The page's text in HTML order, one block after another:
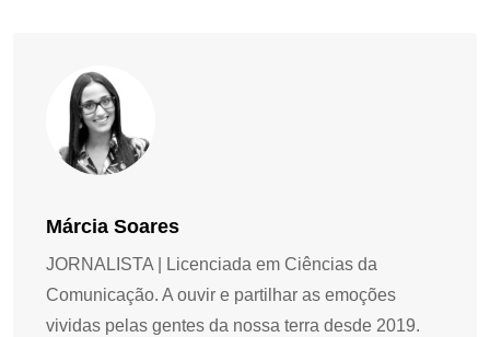
Márcia Soares
JORNALISTA | Licenciada em Ciências da
Comunicação. A ouvir e partilhar as emoções
vividas pelas gentes da nossa terra desde 2019.